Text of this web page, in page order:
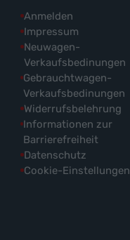
Anmelden
Impressum
Neuwagen-
Verkaufsbedinungen
Gebrauchtwagen-
Verkaufsbedinungen
Widerrufsbelehrung
Informationen zur
Barrierefreiheit
Datenschutz
Cookie-Einstellungen